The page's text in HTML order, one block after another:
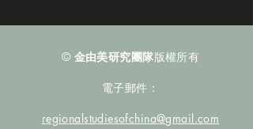
© 金由美研究團隊版權所有
電子郵件：
regionalstudiesofchina@gmail.com